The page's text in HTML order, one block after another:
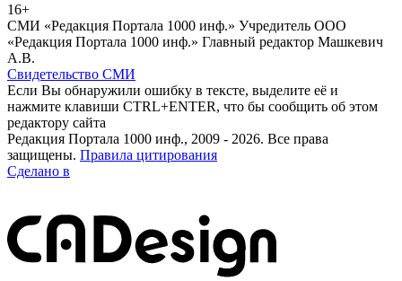
16+
СМИ «Редакция Портала 1000 инф.» Учредитель ООО
«Редакция Портала 1000 инф.» Главный редактор Машкевич
А.В.
Свидетельство СМИ
Если Вы обнаружили ошибку в тексте, выделите её и
нажмите клавиши CTRL+ENTER, что бы сообщить об этом
редактору сайта
Редакция Портала 1000 инф., 2009 - 2026. Все права
защищены. Правила цитирования
Сделано в